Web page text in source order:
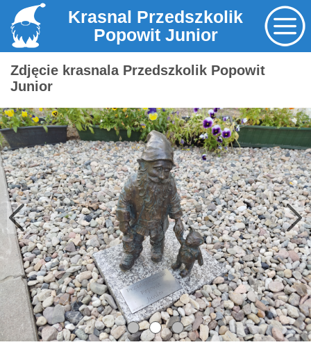
Krasnal Przedszkolik
Popowit Junior
Zdjęcie krasnala Przedszkolik Popowit
Junior